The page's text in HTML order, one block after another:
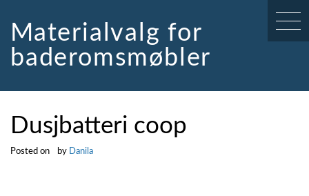
contentMaterialvalg for
baderomsmøbler
Dusjbatteri coop
Posted on by Danila